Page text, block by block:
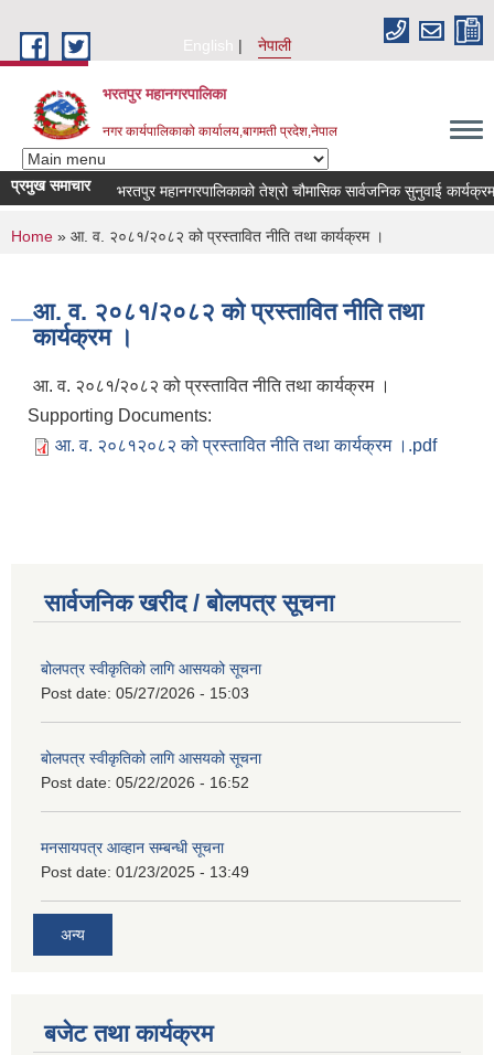
English
नेपाली
भरतपुर महानगरपालिका
नगर कार्यपालिकाको कार्यालय,बागमती प्रदेश,नेपाल
प्रमुख समाचारभरतपुर महानगरपालिकाको तेश्रो चौमासिक सार्वजनिक सुनुवाई कार्यक्रम
You are here
Home » आ. व. २०८१/२०८२ को प्रस्तावित नीति तथा कार्यक्रम ।
आ. व. २०८१/२०८२ को प्रस्तावित नीति तथा
कार्यक्रम ।
आ. व. २०८१/२०८२ को प्रस्तावित नीति तथा कार्यक्रम ।
Supporting Documents:
आ. व. २०८१२०८२ को प्रस्तावित नीति तथा कार्यक्रम ।.pdf
सार्वजनिक खरीद / बोलपत्र सूचना
बोलपत्र स्वीकृतिको लागि आसयको सूचना
Post date: 05/27/2026 - 15:03
बोलपत्र स्वीकृतिको लागि आसयको सूचना
Post date: 05/22/2026 - 16:52
मनसायपत्र आव्हान सम्बन्धी सूचना
Post date: 01/23/2025 - 13:49
अन्य
बजेट तथा कार्यक्रम